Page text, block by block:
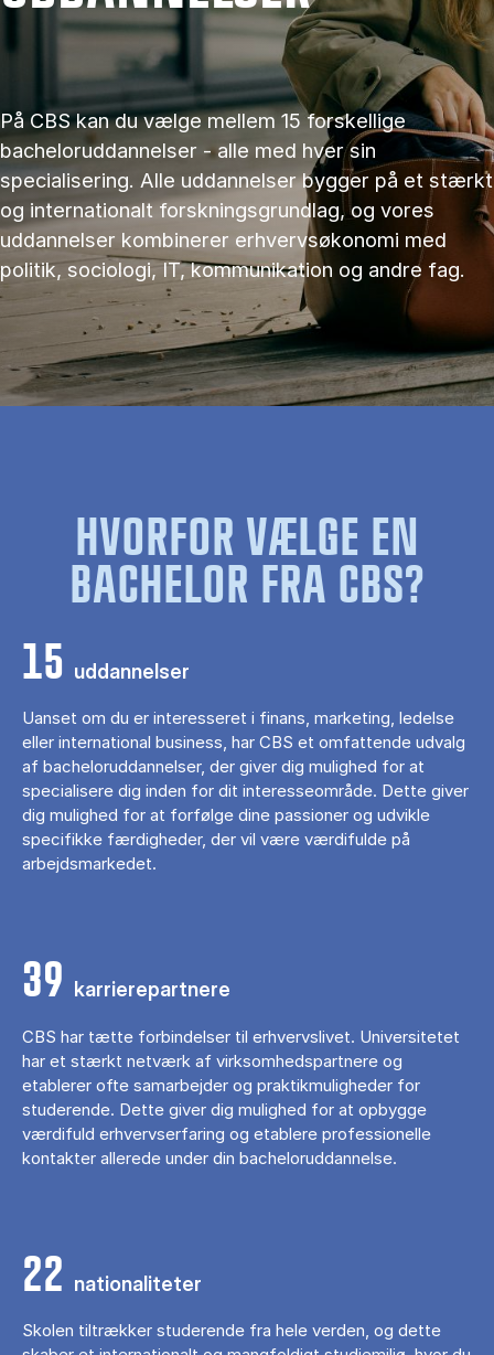
På CBS kan du vælge mellem 15 forskellige
bacheloruddannelser - alle med hver sin
specialisering. Alle uddannelser bygger på et stærkt
og internationalt forskningsgrundlag, og vores
uddannelser kombinerer erhvervsøkonomi med
politik, sociologi, IT, kommunikation og andre fag.
HVORFOR VÆLGE EN
BACHELOR FRA CBS?
15 uddannelser
Uanset om du er interesseret i finans, marketing, ledelse
eller international business, har CBS et omfattende udvalg
af bacheloruddannelser, der giver dig mulighed for at
specialisere dig inden for dit interesseområde. Dette giver
dig mulighed for at forfølge dine passioner og udvikle
specifikke færdigheder, der vil være værdifulde på
arbejdsmarkedet.
39 karrierepartnere
CBS har tætte forbindelser til erhvervslivet. Universitetet
har et stærkt netværk af virksomhedspartnere og
etablerer ofte samarbejder og praktikmuligheder for
studerende. Dette giver dig mulighed for at opbygge
værdifuld erhvervserfaring og etablere professionelle
kontakter allerede under din bacheloruddannelse.
22 nationaliteter
Skolen tiltrækker studerende fra hele verden, og dette